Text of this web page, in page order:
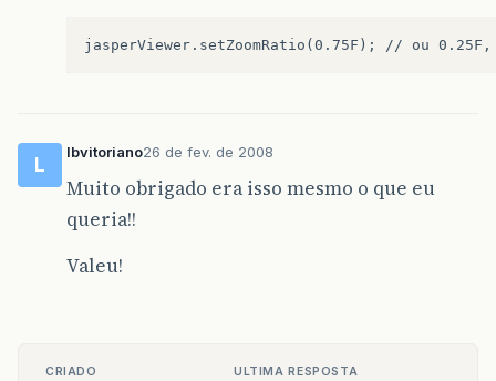
L
lbvitoriano26 de fev. de 2008
Muito obrigado era isso mesmo o que eu
queria!!
Valeu!
CRIADO ULTIMA RESPOSTA